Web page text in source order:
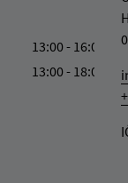
13:00 - 16:00
13:00 - 18:00